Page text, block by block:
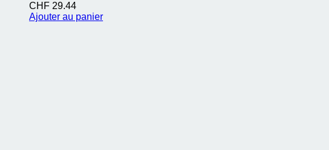
CHF 29.44
Ajouter au panier